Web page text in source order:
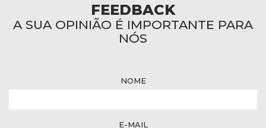
FEEDBACK
A SUA OPINIÃO É IMPORTANTE PARA
NÓS
NOME
E-MAIL